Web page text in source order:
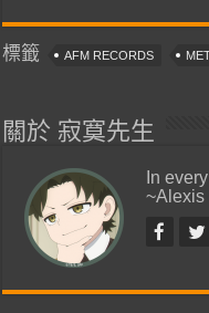
標籤 AFM RECORDS
關於 寂寞先生
In
~Alexis